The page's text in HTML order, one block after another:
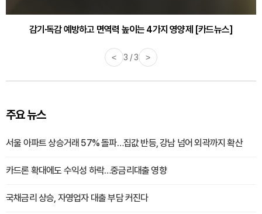
감기·독감 예방하고 면역력 높이는 4가지 영양제 [카드뉴스]
< 3 / 3 >
주요 뉴스
서울 아파트 상승거래 57% 돌파…집값 반등, 강남 넘어 외곽까지 확산
카드론 확대에도 수익성 하락…중금리대출 영향
국채금리 상승, 자영업자 대출 부담 커진다